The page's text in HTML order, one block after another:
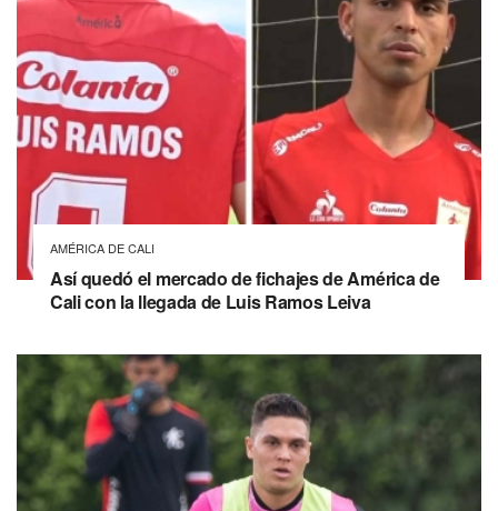
AMÉRICA DE CALI
Así quedó el mercado de fichajes de América de
Cali con la llegada de Luis Ramos Leiva